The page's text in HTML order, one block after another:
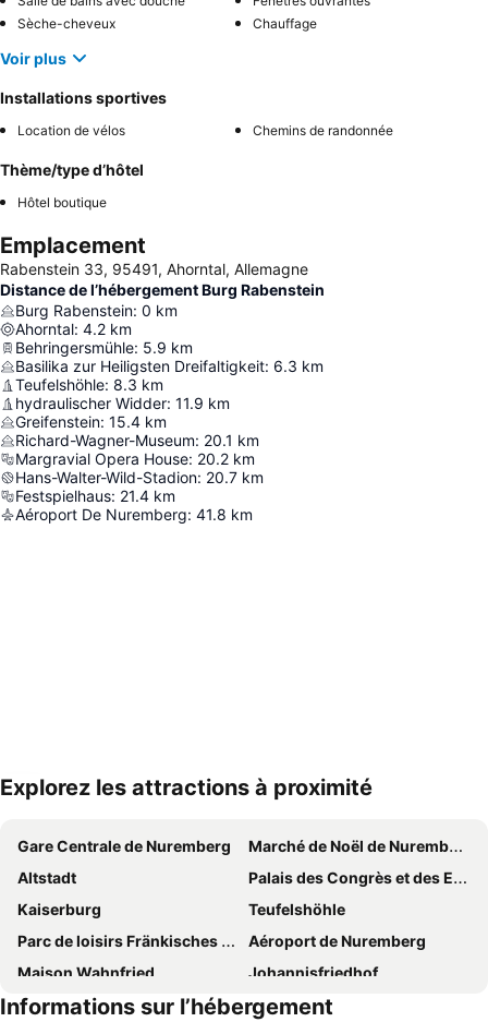
Sèche-cheveux
Chauffage
Voir plus
Installations sportives
Location de vélos Chemins de randonnée
Thème/type d’hôtel
Hôtel boutique
Emplacement
Rabenstein 33, 95491, Ahorntal, Allemagne
Distance de l’hébergement Burg Rabenstein
Burg Rabenstein: 0 km
Ahorntal: 4.2 km
Behringersmühle: 5.9 km
Basilika zur Heiligsten Dreifaltigkeit: 6.3 km
Teufelshöhle: 8.3 km
hydraulischer Widder: 11.9 km
Greifenstein: 15.4 km
Richard-Wagner-Museum: 20.1 km
Margravial Opera House: 20.2 km
Hans-Walter-Wild-Stadion: 20.7 km
Festspielhaus: 21.4 km
Aéroport De Nuremberg: 41.8 km
Explorez les attractions à proximité
Gare Centrale de Nuremberg
Marché de Noël de Nuremberg
Altstadt
Palais des Congrès et des Expos de Nuremberg
Kaiserburg
Teufelshöhle
Parc de loisirs Fränkisches Wunderland
Aéroport de Nuremberg
Maison Wahnfried
Johannisfriedhof
Altstadt
La Belle Fontaine
Informations sur l’hébergement